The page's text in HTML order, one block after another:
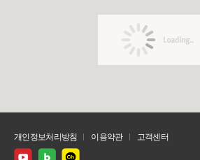
개인정보처리방침 이용약관 고객센터